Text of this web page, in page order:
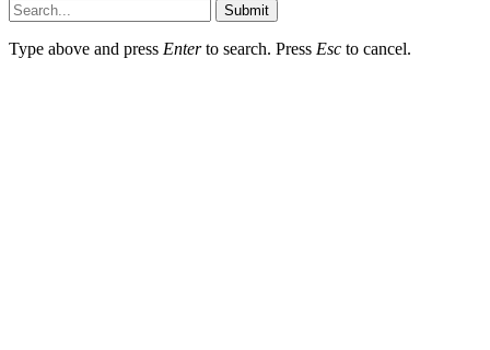
Submit
Type above and press Enterto search. Press Esc to cancel.